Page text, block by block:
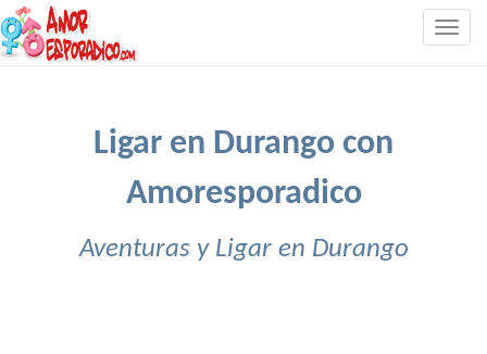
Ligar en Durango con
Amoresporadico
Aventuras y Ligar en Durango